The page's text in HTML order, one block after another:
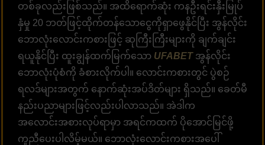
တစ်ခုလည်းဖြစ်သည်။ အထိရောက်ဆုံး ကနဦးရင်းနှီးမြုပ်
နှံမှု 20 ဘတ်ဖြင့်ထိုက်တန်သောငွေကိုရှာဖွေနိုင်ပြီး အွန်လိုင်း
ဘောလုံးလောင်းကစားဖြင့် ဆုကြီးကြီးများကို ချက်ချင်း
ရယူနိုင်ပြီး ထူးချွန်ထက်မြက်သော UFABETအွန်လိုင်း
ဘောလုံးပုံစံကို ခံစားလိုက်ပါ။ လောင်းကစားတွင် ပွဲစဉ်
ရလဒ်များအတွက် နောက်ဆုံးအပ်ဒိတ်များ ရှိသည်။ ခေတ်မီ
နည်းပညာများဖြင့်လည်းပါလာသည်။ အဲဒါက
အလောင်းအစားလုပ်ရာမှာ အရင်ကထက် ပိုအောင်မြင်ဖို့
ကူညီပေးပါလိမ့်မယ်။ ဘောလုံးလောင်းကစားအပေါ်